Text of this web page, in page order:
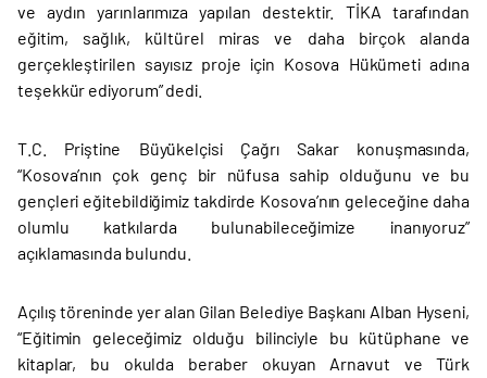
ve aydın yarınlarımıza yapılan destektir. TİKA tarafından
eğitim, sağlık, kültürel miras ve daha birçok alanda
gerçekleştirilen sayısız proje için Kosova Hükümeti adına
teşekkür ediyorum” dedi.
T.C. Priştine Büyükelçisi Çağrı Sakar konuşmasında,
“Kosova’nın çok genç bir nüfusa sahip olduğunu ve bu
gençleri eğitebildiğimiz takdirde Kosova’nın geleceğine daha
olumlu katkılarda bulunabileceğimize inanıyoruz”
açıklamasında bulundu.
Açılış töreninde yer alan Gilan Belediye Başkanı Alban Hyseni,
“Eğitimin geleceğimiz olduğu bilinciyle bu kütüphane ve
kitaplar, bu okulda beraber okuyan Arnavut ve Türk